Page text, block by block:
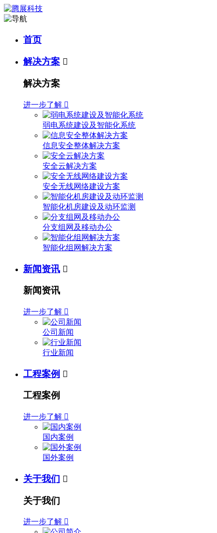
首页
解决方案 
解决方案
进一步了解 
弱电系统建设及智能化系统
信息安全整体解决方案
安全云解决方案
安全无线网络建设方案
智能化机房建设及动环监测
分支组网及移动办公
智能化组网解决方案
新闻资讯 
新闻资讯
进一步了解 
公司新闻
行业新闻
工程案例 
工程案例
进一步了解 
国内案例
国外案例
关于我们 
关于我们
进一步了解 